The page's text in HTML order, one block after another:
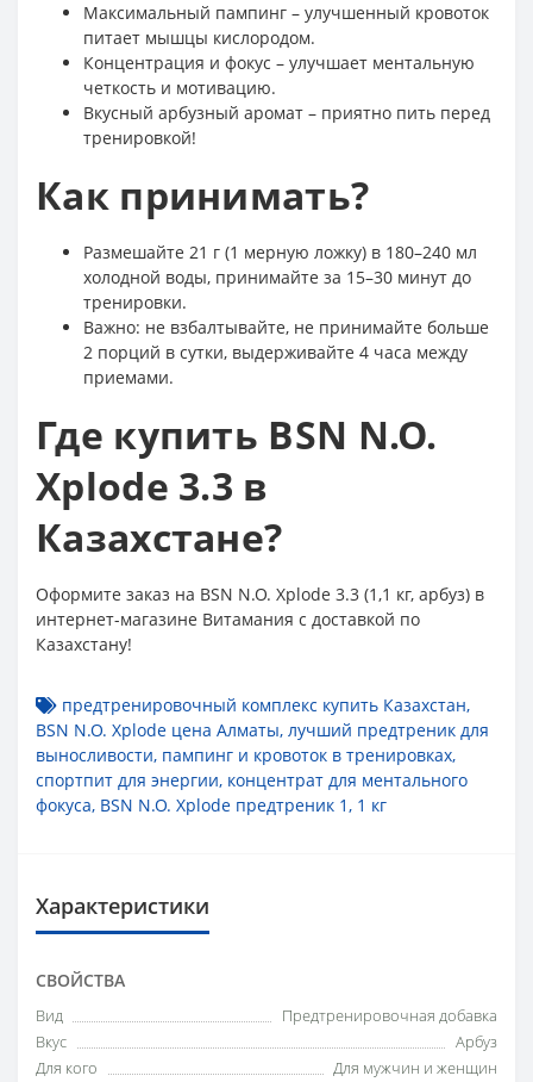
Максимальный пампинг – улучшенный кровоток
питает мышцы кислородом.
Концентрация и фокус – улучшает ментальную
четкость и мотивацию.
Вкусный арбузный аромат – приятно пить перед
тренировкой!
Как принимать?
Размешайте 21 г (1 мерную ложку) в 180–240 мл
холодной воды, принимайте за 15–30 минут до
тренировки.
Важно: не взбалтывайте, не принимайте больше
2 порций в сутки, выдерживайте 4 часа между
приемами.
Где купить BSN N.O.
Xplode 3.3 в
Казахстане?
Оформите заказ на BSN N.O. Xplode 3.3 (1,1 кг, арбуз) в
интернет-магазине Витамания с доставкой по
Казахстану!
предтренировочный комплекс купить Казахстан,
BSN N.O. Xplode цена Алматы, лучший предтреник для
выносливости, пампинг и кровоток в тренировках,
спортпит для энергии, концентрат для ментального
фокуса, BSN N.O. Xplode предтреник 1, 1 кг
Характеристики
СВОЙСТВА
Вид
Предтренировочная добавка
Вкус
Арбуз
Для кого
Для мужчин и женщин